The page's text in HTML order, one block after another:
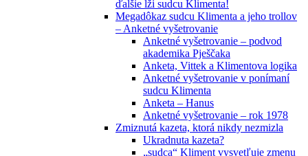
ďalšie lži sudcu Klimenta!
Megadôkaz sudcu Klimenta a jeho trollov
– Anketné vyšetrovanie
Anketné vyšetrovanie – podvod
akademika Pješčaka
Anketa, Vittek a Klimentova logika
Anketné vyšetrovanie v ponímaní
sudcu Klimenta
Anketa – Hanus
Anketné vyšetrovanie – rok 1978
Zmiznutá kazeta, ktorá nikdy nezmizla
Ukradnuta kazeta?
„sudca“ Kliment vysvetľuje zmenu